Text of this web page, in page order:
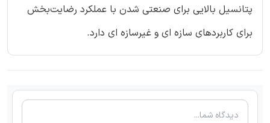
پتانسیل بالایی برای صنعتی شدن با عملکرد رضایت‌بخش
برای کاربردهای سازه ای و غیرسازه ای دارد.